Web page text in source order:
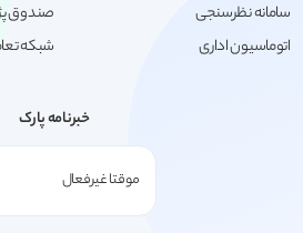
سامانه نظرسنجی
اتوماسیون اداری
صندوق
شبکه
خبرنامه پارک